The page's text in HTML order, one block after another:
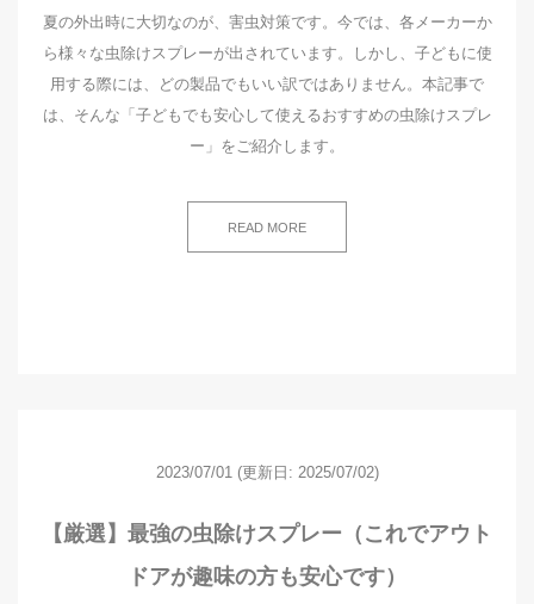
夏の外出時に大切なのが、害虫対策です。今では、各メーカーか
ら様々な虫除けスプレーが出されています。しかし、子どもに使
用する際には、どの製品でもいい訳ではありません。本記事で
は、そんな「子どもでも安心して使えるおすすめの虫除けスプレ
ー」をご紹介します。
READ MORE
2023/07/01 (更新日: 2025/07/02)
【厳選】最強の虫除けスプレー（これでアウト
ドアが趣味の方も安心です）